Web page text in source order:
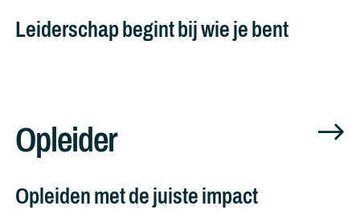
Leiderschap begint bij wie je bent
Opleider
Opleiden met de juiste impact